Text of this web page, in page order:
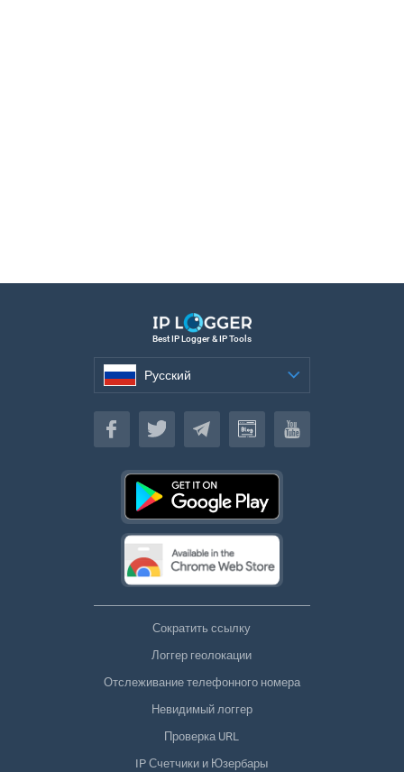
Best IP Logger & IP Tools
Русский
Русский
Сократить ссылку
Логгер геолокации
Отслеживание телефонного номера
Невидимый логгер
Проверка URL
IP Счетчики и Юзербары